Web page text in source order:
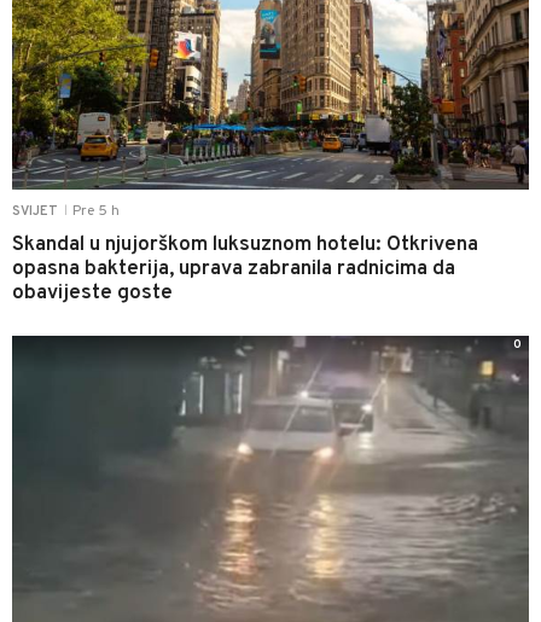
SVIJET Pre 5 h
Skandal u njujorškom luksuznom hotelu: Otkrivena
opasna bakterija, uprava zabranila radnicima da
obavijeste goste
0